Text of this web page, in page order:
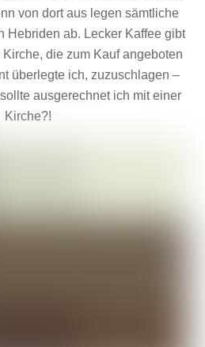
von dort aus legen sämtliche
Hebriden ab. Lecker Kaffee gibt
die zum Kauf angeboten
überlegte ich, zuzuschlagen –
ausgerechnet ich mit einer
Kirche?!